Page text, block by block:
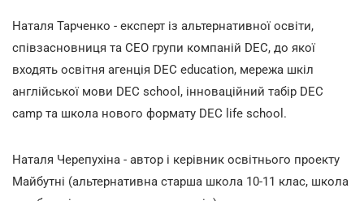
Наталя Тарченко - експерт із альтернативної освіти,
співзасновниця та СЕО групи компаній DEC, до якої
входять освітня агенція DEC education, мережа шкіл
англійської мови DEC school, інноваційний табір DEC
camp та школа нового формату DEC life school.
Наталя Черепухіна - автор і керівник освітнього проекту
Майбутні (альтернативна старша школа 10-11 клас, школа